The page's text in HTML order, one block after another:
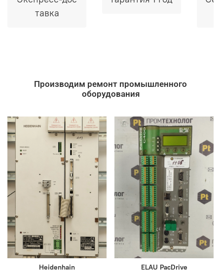
тавка
Производим ремонт промышленного
оборудования
Heidenhain ELAU PacDrive